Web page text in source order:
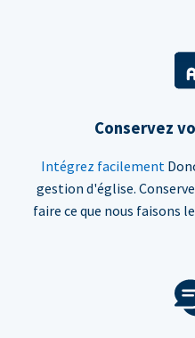
Conservez
Intégrez facilement
gestion d'église.
faire ce que nous faisons